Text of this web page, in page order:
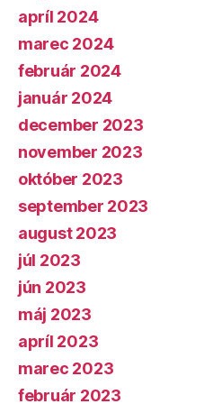
apríl 2024
marec 2024
február 2024
január 2024
december 2023
november 2023
október 2023
september 2023
august 2023
júl 2023
jún 2023
máj 2023
apríl 2023
marec 2023
február 2023